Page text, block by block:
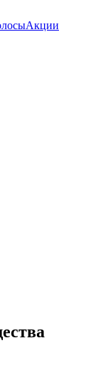
Акции